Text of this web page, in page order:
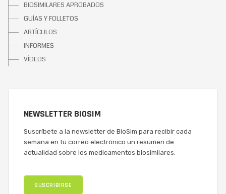
BIOSIMILARES APROBADOS
GUÍAS Y FOLLETOS
ARTÍCULOS
INFORMES
VÍDEOS
NEWSLETTER BIOSIM
Suscríbete a la newsletter de BioSim para recibir cada
semana en tu correo electrónico un resumen de
actualidad sobre los medicamentos biosimilares.
SUSCRIBIRSE